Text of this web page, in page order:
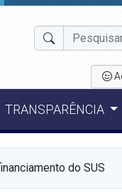
TRANSPARÊNCIA
do SUS